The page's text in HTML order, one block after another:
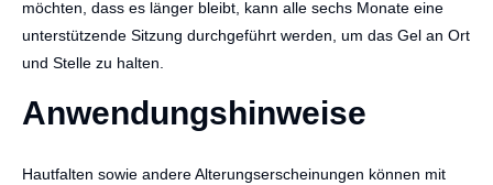
möchten, dass es länger bleibt, kann alle sechs Monate eine
unterstützende Sitzung durchgeführt werden, um das Gel an Ort
und Stelle zu halten.
Anwendungshinweise
Hautfalten sowie andere Alterungserscheinungen können mit